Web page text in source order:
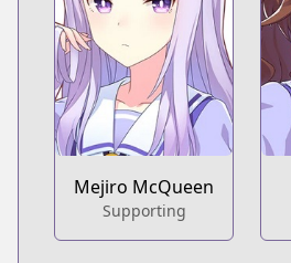
Mejiro McQueen
Supporting